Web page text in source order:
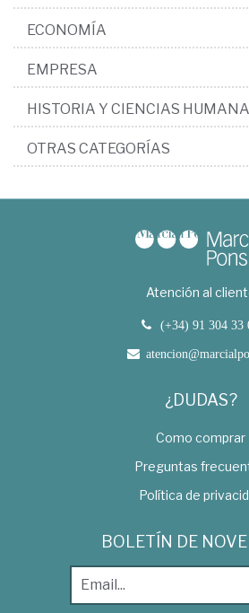
ECONOMÍA
EMPRESA
HISTORIA Y CIENCIAS
OTRAS CATEGORÍAS
Atención al
(+34) 91 304 33
¿DUDAS?
Como comprar
Preguntas
Política de
BOLETÍN DE